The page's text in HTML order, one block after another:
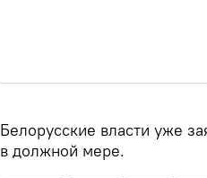
Белорусские власти уже
в должной мере.